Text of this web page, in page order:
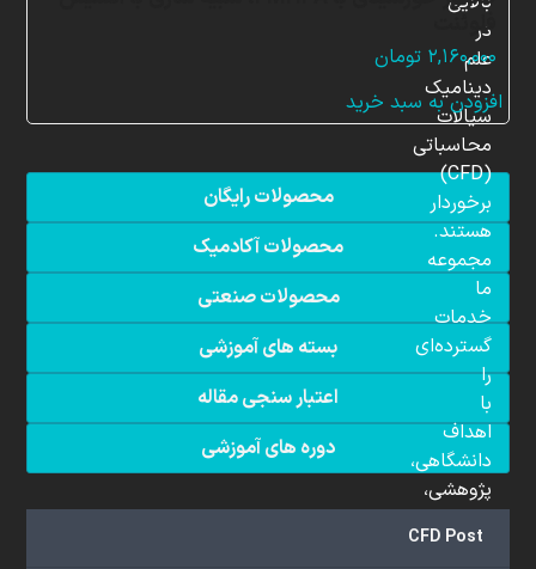
فلوئنت
۲,۱۶۰,۰۰۰ تومان
افزودن به سبد خرید
محصولات رایگان
محصولات آکادمیک
محصولات صنعتی
بسته های آموزشی
اعتبار سنجی مقاله
دوره های آموزشی
CFD Post
در
علم
دینامیک
سیالات
محاسباتی
(CFD)
برخوردار
هستند.
مجموعه
ما
خدمات
گسترده‌ای
را
با
اهداف
دانشگاهی،
پژوهشی،
صنعتی